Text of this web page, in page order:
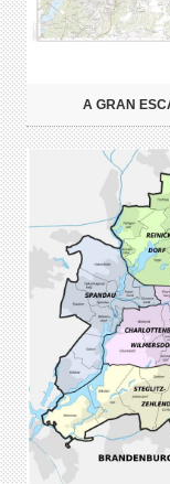
A GRAN